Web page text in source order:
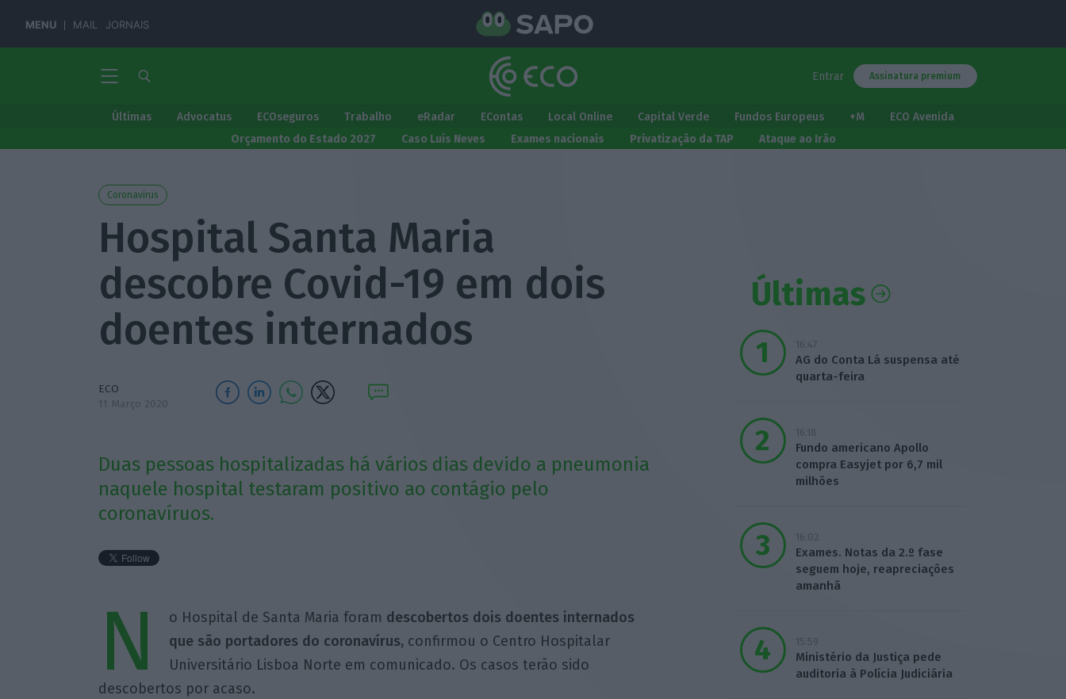
MENU MAIL JORNAIS
Entrar Assinatura premium
Últimas Advocatus ECOseguros Trabalho eRadar EContas Local Online Capital Verde Fundos Europeus +M
ECO Avenida
Orçamento do Estado 2027
Caso Luís Neves Exames nacionais Privatização da TAP Ataque ao Irão
Coronavírus
Hospital Santa Maria
descobre Covid-19 em dois
doentes internados
ECO
11 Março 2020
Duas pessoas hospitalizadas há vários dias devido a pneumonia
naquele hospital testaram positivo ao contágio pelo
coronavíruos.
N o Hospital de Santa Maria foram descobertos dois doentes internados
que são portadores do coronavírus, confirmou o Centro Hospitalar
Universitário Lisboa Norte em comunicado. Os casos terão sido
descobertos por acaso.
Últimas
16:47
AG do Conta Lá suspensa até
quarta-feira
16:18
Fundo americano Apollo
compra Easyjet por 6,7 mil
milhões
16:02
Exames. Notas da 2.º fase
seguem hoje, reapreciações
amanhã
15:59
Ministério da Justiça pede
auditoria à Polícia Judiciária